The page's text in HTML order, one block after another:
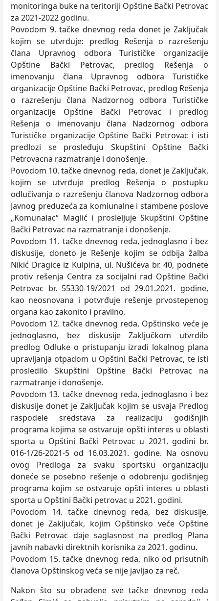
monitoringa buke na teritoriji Opštine Bački Petrovac
za 2021-2022 godinu.
Povodom 9. tačke dnevnog reda donet je Zaklјučak
kojim se utvrđuje: predlog Rešenja o razrešenju
člana Upravnog odbora Turističke organizacije
Opštine Bački Petrovac, predlog Rešenja o
imenovanju člana Upravnog odbora Turističke
organizacije Opštine Bački Petrovac, predlog Rešenja
o razrešenju člana Nadzornog odbora Turističke
organizacije Opštine Bački Petrovac i predlog
Rešenja o imenovanju člana Nadzornog odbora
Turističke organizacije Opštine Bački Petrovac i isti
predlozi se prosleđuju Skupštini Opštine Bački
Petrovacna razmatranje i donošenje.
Povodom 10. tačke dnevnog reda, donet je Zaklјučak,
kojim se utvrđuje predlog Rešenja o postupku
odlučivanja o razrešenju članova Nadzornog odbora
Javnog preduzeća za komiunalne i stambene poslove
„Komunalac“ Maglić i proslelјuje Skupštini Opštine
Bački Petrovac na razmatranje i donošenje.
Povodom 11. tačke dnevnog reda, jednoglasno i bez
diskusije, doneto je Rešenje kojim se odbija žalba
Nikić Dragice iz Kulpina, ul. Nušićeva br. 40, podnete
protiv rešenja Centra za socijalni rad Opštine Bački
Petrovac br. 55330-19/2021 od 29.01.2021. godine,
kao neosnovana i potvrđuje rešenje prvostepenog
organa kao zakonito i pravilno.
Povodom 12. tačke dnevnog reda, Opštinsko veće je
jednoglasno, bez diskusije Zaklјučkom utvrdilo
predlog Odluke o pristupanju izradi lokalnog plana
upravlјanja otpadom u Opštini Bački Petrovac, te isti
prosledilo Skupštini Opštine Bački Petrovac na
razmatranje i donošenje.
Povodom 13. tačke dnevnog reda, jednoglasno i bez
diskusije donet je Zaklјučak kojim se usvaja Predlog
raspodele sredstava za realizaciju godišnjih
programa kojima se ostvaruje opšti interes u oblasti
sporta u Opštini Bački Petrovac u 2021. godini br.
016-1/26-2021-5 od 16.03.2021. godine. Na osnovu
ovog Predloga za svaku sportsku organizaciju
doneće se posebno rešenje o odobrenju godišnjeg
programa kojim se ostvaruje opšti interes u oblasti
sporta u Opštini Bački petrovac u 2021. godini.
Povodom 14. tačke dnevnog reda, bez diskusije,
donet je Zaklјučak, kojim Opštinsko veće Opštine
Bački Petrovac daje saglasnost na predlog Plana
javnih nabavki direktnih korisnika za 2021. godinu.
Povodom 15. tačke dnevnog reda, niko od prisutnih
članova Opštinskog veća se nije javlјao za reč.
Nakon što su obrađene sve tačke dnevnog reda